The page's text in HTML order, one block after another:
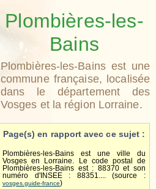
Plombières-les-
Bains
Plombières-les-Bains est une
commune française, localisée
dans le département des
Vosges et la région Lorraine.
Page(s) en rapport avec ce sujet :
Plombières-les-Bains est une ville du
Vosges en Lorraine. Le code postal de
Plombières-les-Bains est : 88370 et son
numéro d'INSEE : 88351.... (source :
vosges.guide-france)